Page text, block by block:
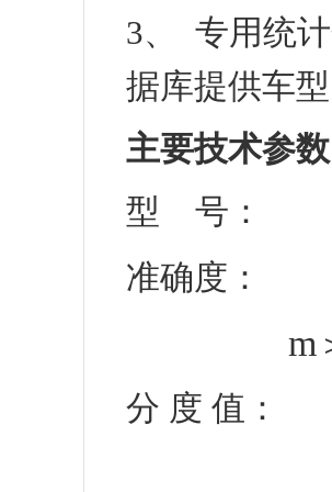
3、 专用统
据库提供车
主要技术参
型
号：
准确度 ：
m
分 度 值：